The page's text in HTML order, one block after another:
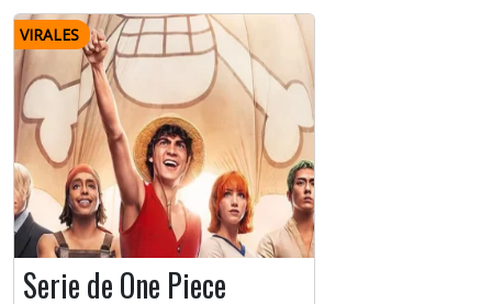
VIRALES
Serie de One Piece